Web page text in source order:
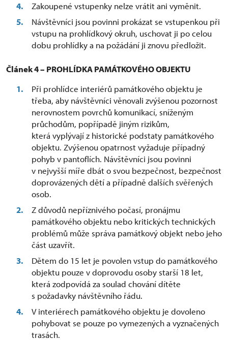
Zakoupené vstupenky nelze vrátit ani vyměnit.
Návštěvníci jsou povinni prokázat se vstupenkou při
vstupu na prohlídkový okruh, uschovat ji po celou
dobu prohlídky a na požádání ji znovu předložit.
Článek 4 – PROHLÍDKA PAMÁTKOVÉHO OBJEKTU
Při prohlídce interiérů památkového objektu je
třeba, aby návštěvníci věnovali zvýšenou pozornost
nerovnostem povrchů komunikací, sníženým
průchodům, popřípadě jiným rizikům,
která vyplývají z historické podstaty památkového
objektu. Zvýšenou opatrnost vyžaduje případný
pohyb v pantoflích. Návštěvníci jsou povinni
v nejvyšší míře dbát o svou bezpečnost, bezpečnost
doprovázených dětí a případně dalších svěřených
osob.
Z důvodů nepříznivého počasí, pronájmu
památkového objektu nebo kritických technických
problémů může správa památkový objekt nebo jeho
část uzavřít.
Dětem do 15 let je povolen vstup do památkového
objektu pouze v doprovodu osoby starší 18 let,
která zodpovídá za soulad chování dítěte
s požadavky návštěvního řádu.
V interiérech památkového objektu je dovoleno
pohybovat se pouze po vymezených a vyznačených
trasách.